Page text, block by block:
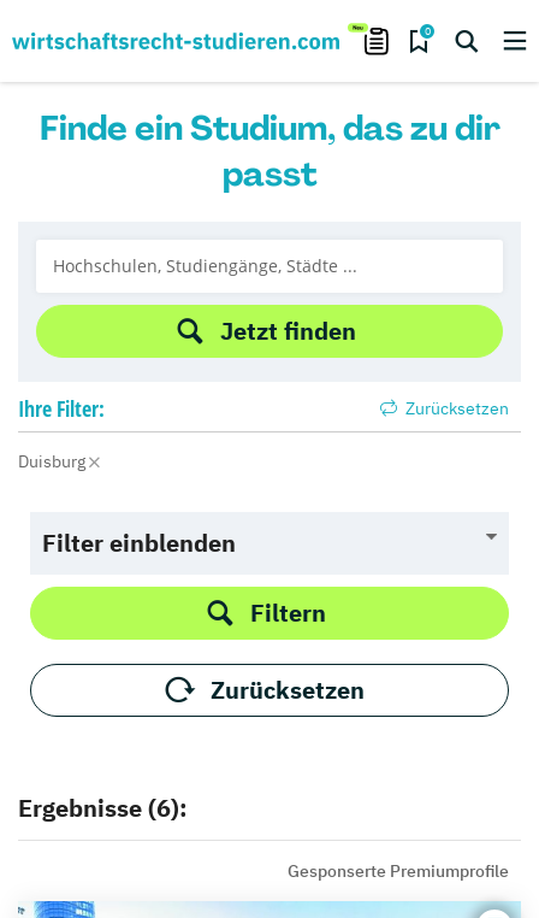
0
Finde ein Studium, das zu dir
passt
Jetzt finden
Ihre Filter: Zurücksetzen
Duisburg
Filter einblenden
Filtern
Zurücksetzen
Ergebnisse (6):
Gesponserte Premiumprofile